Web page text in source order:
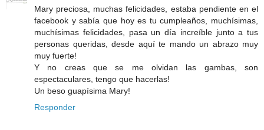
Mary preciosa, muchas felicidades, estaba pendiente en el
facebook y sabía que hoy es tu cumpleaños, muchísimas,
muchísimas felicidades, pasa un día increíble junto a tus
personas queridas, desde aquí te mando un abrazo muy
muy fuerte!
Y no creas que se me olvidan las gambas, son
espectaculares, tengo que hacerlas!
Un beso guapísima Mary!
Responder